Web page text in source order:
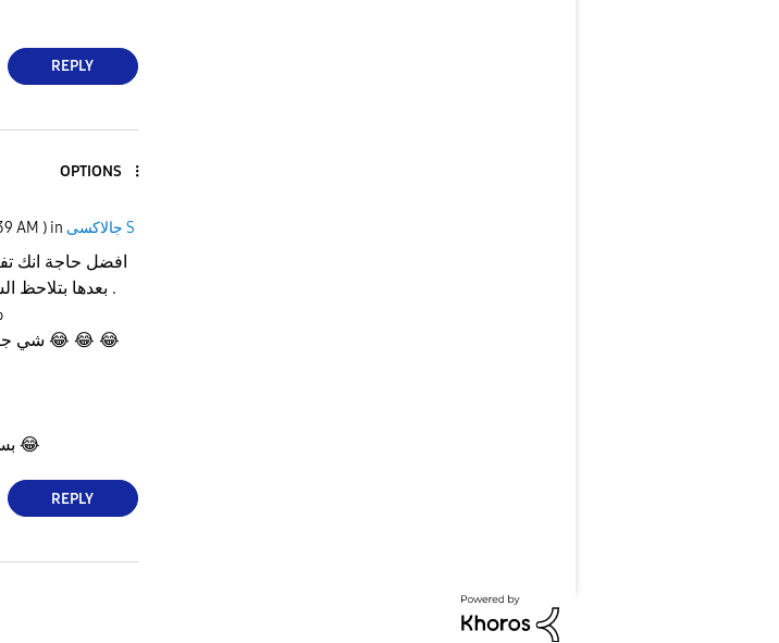
REPLY
OPTIONS
AM ) in جالاكسى S
افضل حاجة انك
بعدها بتلاحظ السرعة العجيبة وعدم التعليق مع التحديث الجديد .
اما
😂 😂 😂
😂
REPLY